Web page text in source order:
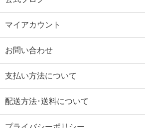
マイアカウント
お問い合わせ
支払い方法について
配送方法･送料について